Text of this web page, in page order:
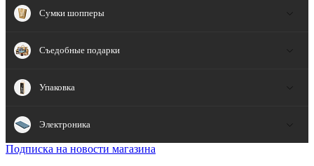
Сумки шопперы
Съедобные подарки
Упаковка
Электроника
Подписка на новости магазина